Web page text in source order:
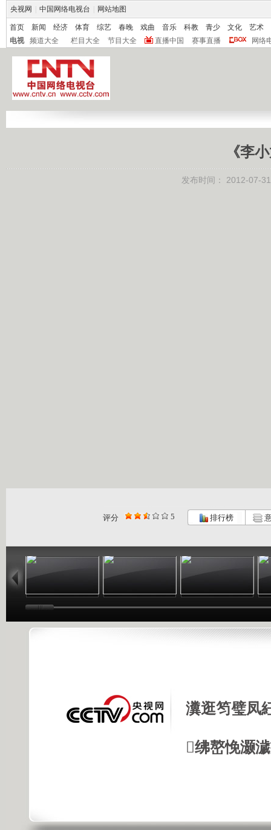
央视网 中国网络电视台 网站地图
首页 新闻 经济 体育 综艺 春晚 戏曲 音乐 科教 青少 文化
艺术
电视
频道大全 栏目大全 节目大全 直播中国 赛事直播 网络
《李
发布时间： 2012-07-
评分 5 排行榜
45:23
李小龙传奇...
45:22
李小龙传奇...
45:19
瀵逛笉璧凤
绋嶅悗灏